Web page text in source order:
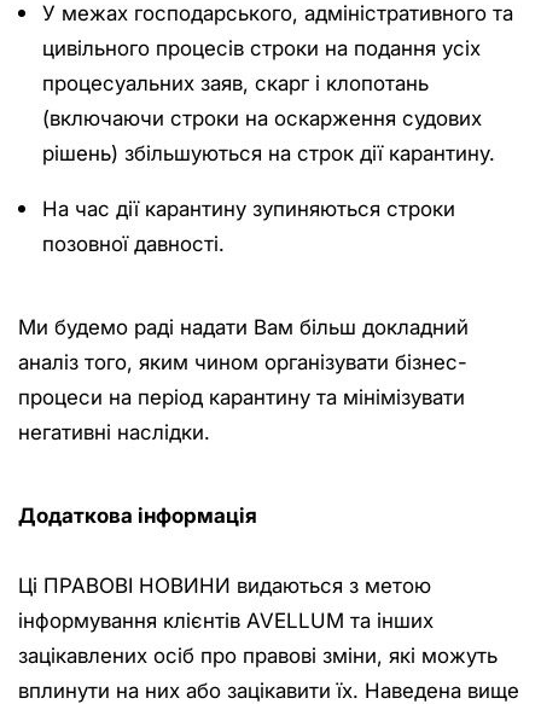
У межах господарського, адміністративного та
цивільного процесів строки на подання усіх
процесуальних заяв, скарг і клопотань
(включаючи строки на оскарження судових
рішень) збільшуються на строк дії карантину.
На час дії карантину зупиняються строки
позовної давності.
Ми будемо раді надати Вам більш докладний
аналіз того, яким чином організувати бізнес-
процеси на період карантину та мінімізувати
негативні наслідки.
Додаткова інформація
Ці ПРАВОВІ НОВИНИ видаються з метою
інформування клієнтів AVELLUM та інших
зацікавлених осіб про правові зміни, які можуть
вплинути на них або зацікавити їх. Наведена вище